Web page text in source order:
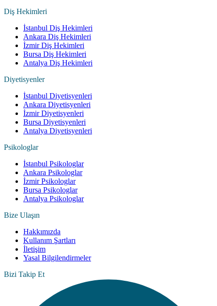
Diş Hekimleri
İstanbul Diş Hekimleri
Ankara Diş Hekimleri
İzmir Diş Hekimleri
Bursa Diş Hekimleri
Antalya Diş Hekimleri
Diyetisyenler
İstanbul Diyetisyenleri
Ankara Diyetisyenleri
İzmir Diyetisyenleri
Bursa Diyetisyenleri
Antalya Diyetisyenleri
Psikologlar
İstanbul Psikologlar
Ankara Psikologlar
İzmir Psikologlar
Bursa Psikologlar
Antalya Psikologlar
Bize Ulaşın
Hakkımızda
Kullanım Şartları
İletişim
Yasal Bilgilendirmeler
Bizi Takip Et